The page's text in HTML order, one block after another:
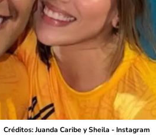
Créditos: Juanda Caribe y Sheila - Instagram